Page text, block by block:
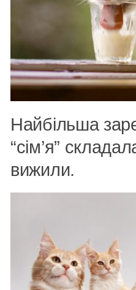
Найбільша
“сім’я”
вижили.